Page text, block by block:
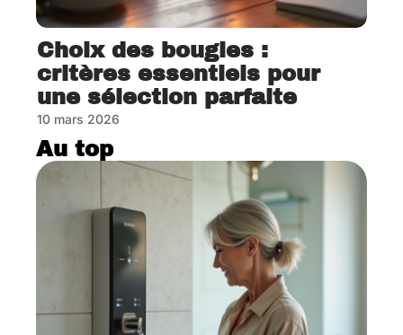
Choix des bougies :
critères essentiels pour
une sélection parfaite
10 mars 2026
Au top